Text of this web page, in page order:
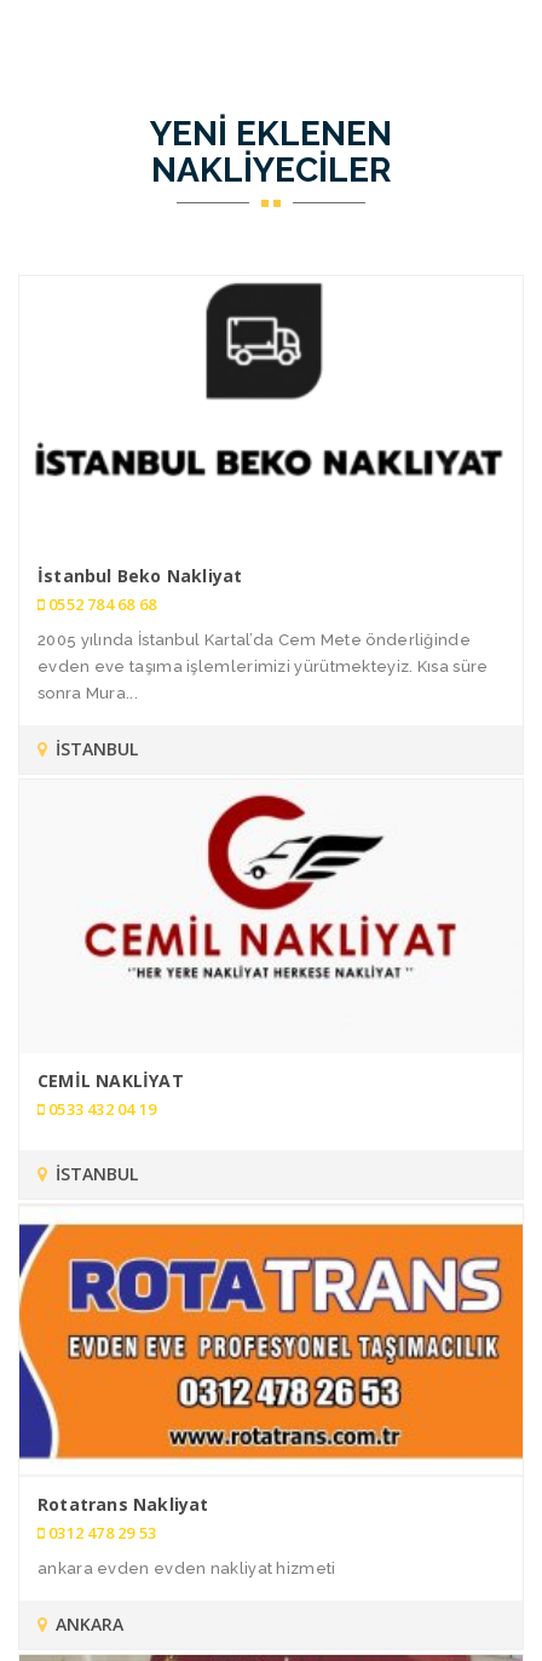
YENİ EKLENEN
NAKLİYECİLER
İstanbul Beko Nakliyat
0552 784 68 68
2005 yılında İstanbul Kartal’da Cem Mete önderliğinde
evden eve taşıma işlemlerimizi yürütmekteyiz. Kısa süre
sonra Mura...
İSTANBUL
CEMİL NAKLİYAT
0533 432 04 19
İSTANBUL
Rotatrans Nakliyat
0312 478 29 53
ankara evden evden nakliyat hizmeti
ANKARA